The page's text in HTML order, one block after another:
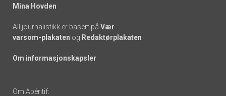
Mina Hovden
All journalistikk er basert på Vær
varsom-plakaten og Redaktørplakaten
Om informasjonskapsler
Om Apéritif: